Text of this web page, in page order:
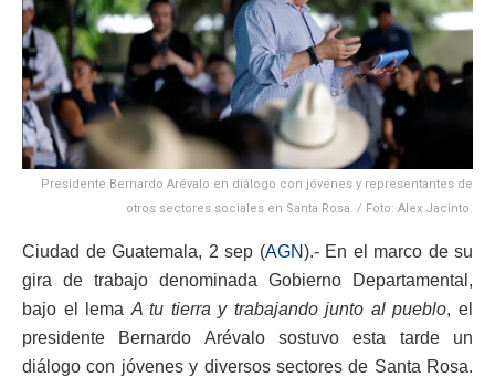
Presidente Bernardo Arévalo en diálogo con jóvenes y representantes de
otros sectores sociales en Santa Rosa. / Foto: Alex Jacinto.
Ciudad de Guatemala, 2 sep (AGN).- En el marco de su
gira de trabajo denominada Gobierno Departamental,
bajo el lema A tu tierra y trabajando junto al pueblo, el
presidente Bernardo Arévalo sostuvo esta tarde un
diálogo con jóvenes y diversos sectores de Santa Rosa.